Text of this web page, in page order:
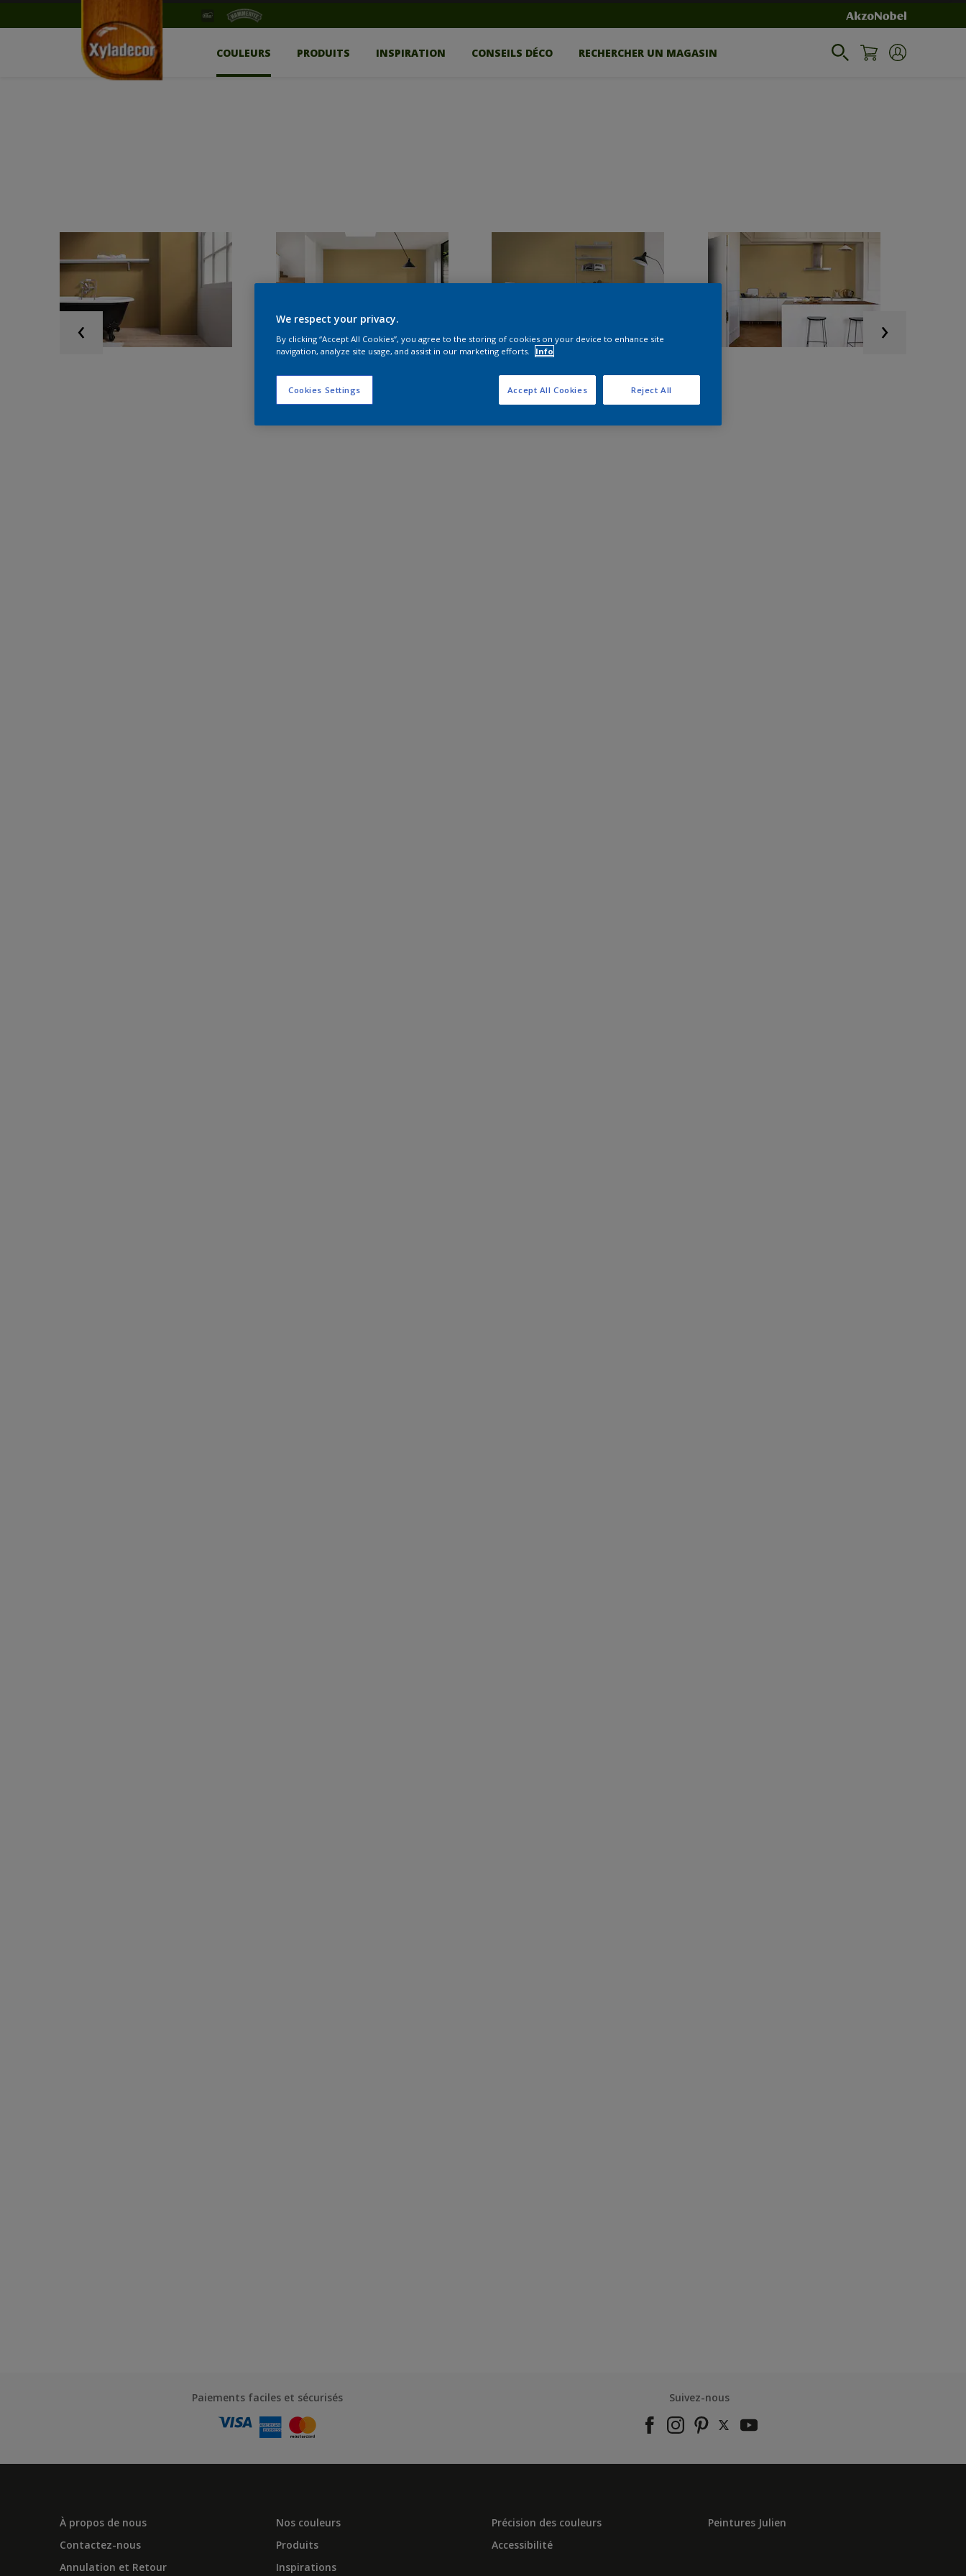
COULEURS PRODUITS INSPIRATION CONSEILS DÉCO RECHERCHER UN MAGASIN
Paiements faciles et sécurisés Suivez-nous
À propos de nous
Contactez-nous
Annulation et Retour
Nos couleurs
Produits
Inspirations
Précision des couleurs
Accessibilité
Peintures Julien
We respect your privacy.
By clicking “Accept All Cookies”, you agree to the storing of cookies on your device to enhance site
navigation, analyze site usage, and assist in our marketing efforts.
Info
Cookies Settings Reject All
Accept All Cookies